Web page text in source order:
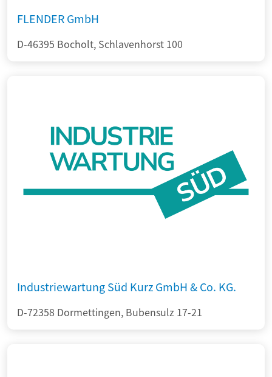
FLENDER GmbH
D-46395 Bocholt, Schlavenhorst 100
Industriewartung Süd Kurz GmbH & Co. KG.
D-72358 Dormettingen, Bubensulz 17-21